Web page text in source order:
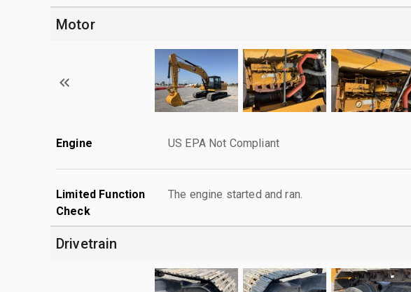
Motor
Engine US EPA Not Compliant
Limited Function
Check
The engine started and ran.
Drivetrain